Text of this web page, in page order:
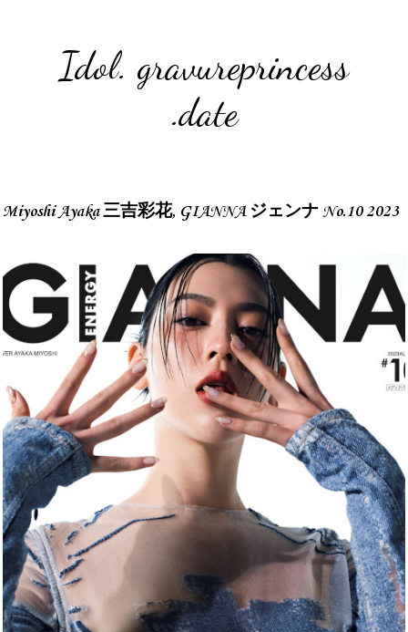
Idol. gravureprincess
.date
Miyoshi Ayaka 三吉彩花, GIANNA ジェンナ No.10 2023